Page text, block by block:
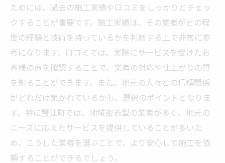
見積もり依頼から施工開始までの流れ
蟹江町での工期の目安とスケジュール
施工中の確認ポイントとそのチェック方法
蟹江町の法律に基づいた施工管理
施工完了後のフォローアップサービス
ためには、過去の施工実績や口コミをしっかりとチェッ
クすることが重要です。施工実績は、その業者がどの程
度の経験と技術を持っているかを判断する上で非常に参
考になります。口コミでは、実際にサービスを受けたお
客様の声を確認することで、業者の対応や仕上がりの質
を知ることができます。また、地元の人々との信頼関係
がどれだけ築かれているかも、選択のポイントとなりま
す。特に蟹江町では、地域密着型の業者が多く、地元の
ニーズに応えたサービスを提供していることが多いた
め、こうした業者を選ぶことで、より安心して施工を依
頼することができるでしょう。